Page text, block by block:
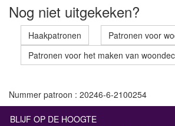
Nog niet uitgekeken?
Haakpatronen
Patronen voor
Patronen voor het maken van
Nummer patroon : 20246-6-2100254
BLIJF OP DE HOOGTE